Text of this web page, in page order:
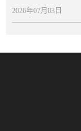
2026年07月03日